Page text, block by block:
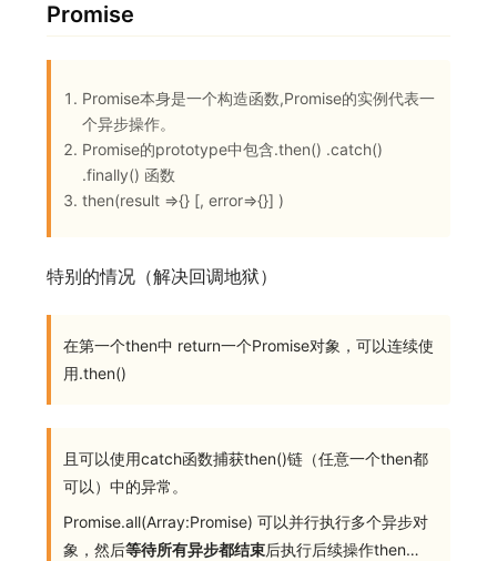
Promise
Promise本身是一个构造函数,Promise的实例代表一
个异步操作。
Promise的prototype中包含.then() .catch()
.finally() 函数
then(result =>{} [, error=>{}] )
特别的情况（解决回调地狱）
在第一个then中 return一个Promise对象，可以连续使
用.then()
且可以使用catch函数捕获then()链（任意一个then都
可以）中的异常。
Promise.all(Array:Promise) 可以并行执行多个异步对
象，然后等待所有异步都结束后执行后续操作then…